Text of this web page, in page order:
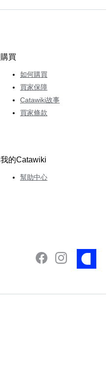
購買
如何購買
買家保障
Catawiki故事
買家條款
我的Catawiki
幫助中心